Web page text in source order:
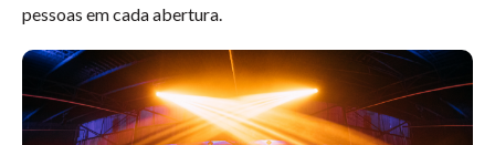
pessoas em cada abertura.